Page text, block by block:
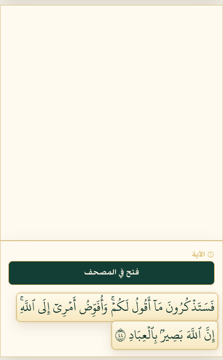
۞ الآية
فتح في المصحف
فَسَتَذۡكُرُونَ مَآ أَقُولُ لَكُمۡۚ وَأُفَوِّضُ أَمۡرِيٓ إِلَى ٱللَّهِۚ
إِنَّ ٱللَّهَ بَصِيرُۢ بِٱلۡعِبَادِ ٤٤